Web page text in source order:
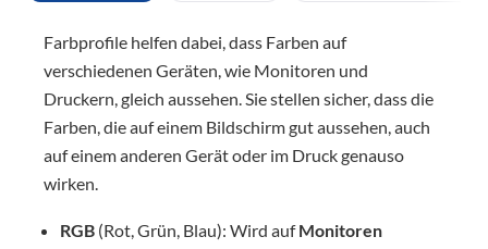
Farbprofile helfen dabei, dass Farben auf
verschiedenen Geräten, wie Monitoren und
Druckern, gleich aussehen. Sie stellen sicher, dass die
Farben, die auf einem Bildschirm gut aussehen, auch
auf einem anderen Gerät oder im Druck genauso
wirken.
RGB (Rot, Grün, Blau): Wird aufMonitoren